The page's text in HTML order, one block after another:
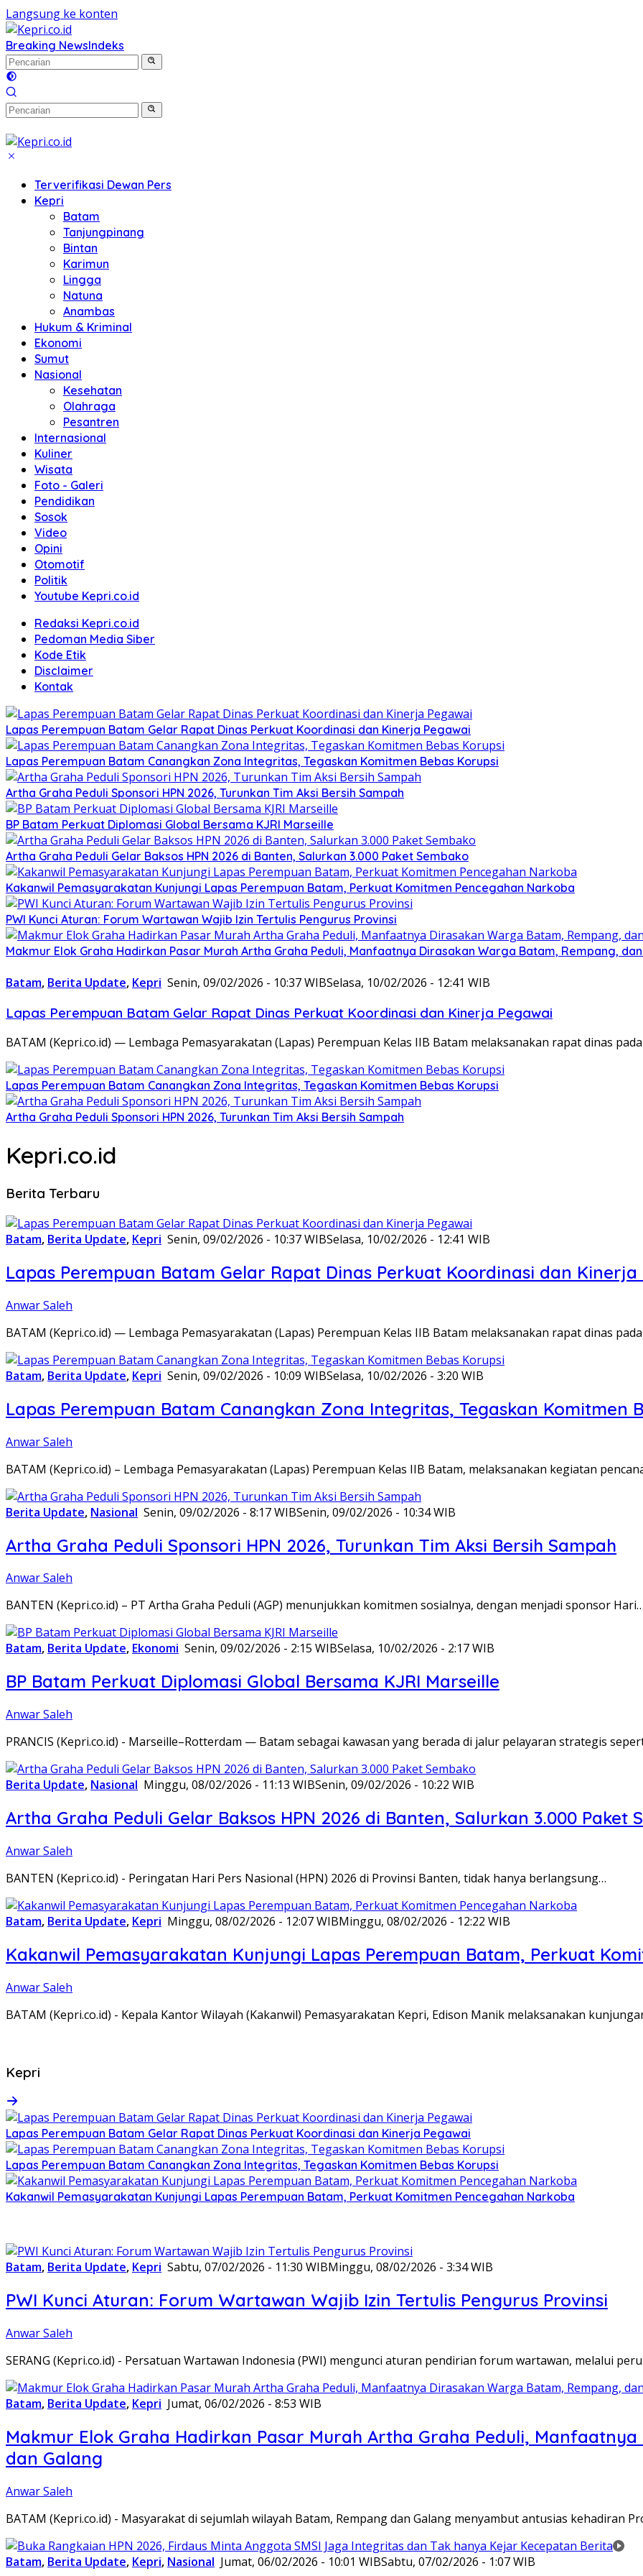
Langsung ke konten
Breaking NewsIndeks
Terverifikasi Dewan Pers
Kepri
Batam
Tanjungpinang
Bintan
Karimun
Lingga
Natuna
Anambas
Hukum & Kriminal
Ekonomi
Sumut
Nasional
Kesehatan
Olahraga
Pesantren
Internasional
Kuliner
Wisata
Foto - Galeri
Pendidikan
Sosok
Video
Opini
Otomotif
Politik
Youtube Kepri.co.id
Redaksi Kepri.co.id
Pedoman Media Siber
Kode Etik
Disclaimer
Kontak
Lapas Perempuan Batam Gelar Rapat Dinas Perkuat Koordinasi dan Kinerja Pegawai
Lapas Perempuan Batam Canangkan Zona Integritas, Tegaskan Komitmen Bebas Korupsi
Artha Graha Peduli Sponsori HPN 2026, Turunkan Tim Aksi Bersih Sampah
BP Batam Perkuat Diplomasi Global Bersama KJRI Marseille
Artha Graha Peduli Gelar Baksos HPN 2026 di Banten, Salurkan 3.000 Paket Sembako
Kakanwil Pemasyarakatan Kunjungi Lapas Perempuan Batam, Perkuat Komitmen Pencegahan Narkoba
PWI Kunci Aturan: Forum Wartawan Wajib Izin Tertulis Pengurus Provinsi
Makmur Elok Graha Hadirkan Pasar Murah Artha Graha Peduli, Manfaatnya Dirasakan Warga Batam, Rempang,
Batam, Berita Update, Kepri Senin, 09/02/2026 - 10:37 WIBSelasa, 10/02/2026 - 12:41 WIB
Lapas Perempuan Batam Gelar Rapat Dinas Perkuat Koordinasi dan Kinerja Pegawai
BATAM (Kepri.co.id) — Lembaga Pemasyarakatan (Lapas) Perempuan Kelas IIB Batam melaksanakan rapat dinas
Lapas Perempuan Batam Canangkan Zona Integritas, Tegaskan Komitmen Bebas Korupsi
Artha Graha Peduli Sponsori HPN 2026, Turunkan Tim Aksi Bersih Sampah
Kepri.co.id
Berita Terbaru
Batam, Berita Update, Kepri Senin, 09/02/2026 - 10:37 WIBSelasa, 10/02/2026 - 12:41 WIB
Lapas Perempuan Batam Gelar Rapat Dinas Perkuat Koordinasi dan Kinerja
Anwar Saleh
BATAM (Kepri.co.id) — Lembaga Pemasyarakatan (Lapas) Perempuan Kelas IIB Batam melaksanakan rapat dinas
Batam, Berita Update, Kepri Senin, 09/02/2026 - 10:09 WIBSelasa, 10/02/2026 - 3:20 WIB
Lapas Perempuan Batam Canangkan Zona Integritas, Tegaskan Komitmen
Anwar Saleh
BATAM (Kepri.co.id) – Lembaga Pemasyarakatan (Lapas) Perempuan Kelas IIB Batam, melaksanakan kegiatan
Berita Update, Nasional Senin, 09/02/2026 - 8:17 WIBSenin, 09/02/2026 - 10:34 WIB
Artha Graha Peduli Sponsori HPN 2026, Turunkan Tim Aksi Bersih Sampah
Anwar Saleh
BANTEN (Kepri.co.id) – PT Artha Graha Peduli (AGP) menunjukkan komitmen sosialnya, dengan menjadi sponsor Hari…
Batam, Berita Update, Ekonomi Senin, 09/02/2026 - 2:15 WIBSelasa, 10/02/2026 - 2:17 WIB
BP Batam Perkuat Diplomasi Global Bersama KJRI Marseille
Anwar Saleh
PRANCIS (Kepri.co.id) - Marseille–Rotterdam — Batam sebagai kawasan yang berada di jalur pelayaran strategis
Berita Update, Nasional Minggu, 08/02/2026 - 11:13 WIBSenin, 09/02/2026 - 10:22 WIB
Artha Graha Peduli Gelar Baksos HPN 2026 di Banten, Salurkan 3.000 Paket
Anwar Saleh
BANTEN (Kepri.co.id) - Peringatan Hari Pers Nasional (HPN) 2026 di Provinsi Banten, tidak hanya berlangsung…
Batam, Berita Update, Kepri Minggu, 08/02/2026 - 12:07 WIBMinggu, 08/02/2026 - 12:22 WIB
Kakanwil Pemasyarakatan Kunjungi Lapas Perempuan Batam, Perkuat
Anwar Saleh
BATAM (Kepri.co.id) - Kepala Kantor Wilayah (Kakanwil) Pemasyarakatan Kepri, Edison Manik melaksanakan
Kepri
Lapas Perempuan Batam Gelar Rapat Dinas Perkuat Koordinasi dan Kinerja Pegawai
Lapas Perempuan Batam Canangkan Zona Integritas, Tegaskan Komitmen Bebas Korupsi
Kakanwil Pemasyarakatan Kunjungi Lapas Perempuan Batam, Perkuat Komitmen Pencegahan Narkoba
Batam, Berita Update, Kepri Sabtu, 07/02/2026 - 11:30 WIBMinggu, 08/02/2026 - 3:34 WIB
PWI Kunci Aturan: Forum Wartawan Wajib Izin Tertulis Pengurus Provinsi
Anwar Saleh
SERANG (Kepri.co.id) - Persatuan Wartawan Indonesia (PWI) mengunci aturan pendirian forum wartawan, melalui
Batam, Berita Update, Kepri Jumat, 06/02/2026 - 8:53 WIB
Makmur Elok Graha Hadirkan Pasar Murah Artha Graha Peduli,
dan Galang
Anwar Saleh
BATAM (Kepri.co.id) - Masyarakat di sejumlah wilayah Batam, Rempang dan Galang menyambut antusias kehadiran
Batam, Berita Update, Kepri, Nasional Jumat, 06/02/2026 - 10:01 WIBSabtu, 07/02/2026 - 1:07 WIB